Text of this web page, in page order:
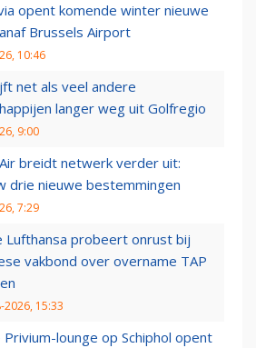
opent komende winter nieuwe
Brussels Airport
10:46
net als veel andere
langer weg uit Golfregio
9:00
breidt netwerk verder uit:
drie nieuwe bestemmingen
7:29
Lufthansa probeert onrust bij
vakbond over overname TAP
2026, 15:33
Privium-lounge op Schiphol opent